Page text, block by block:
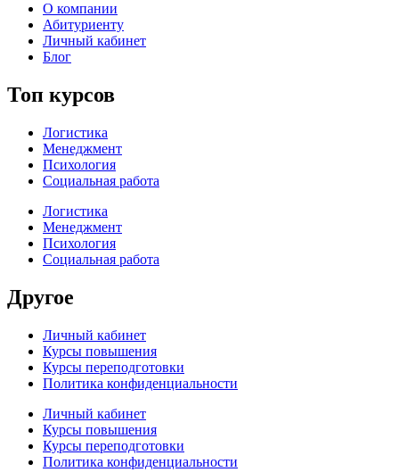
О компании
Абитуриенту
Личный кабинет
Блог
Топ курсов
Логистика
Менеджмент
Психология
Социальная работа
Логистика
Менеджмент
Психология
Социальная работа
Другое
Личный кабинет
Курсы повышения
Курсы переподготовки
Политика конфиденциальности
Личный кабинет
Курсы повышения
Курсы переподготовки
Политика конфиденциальности